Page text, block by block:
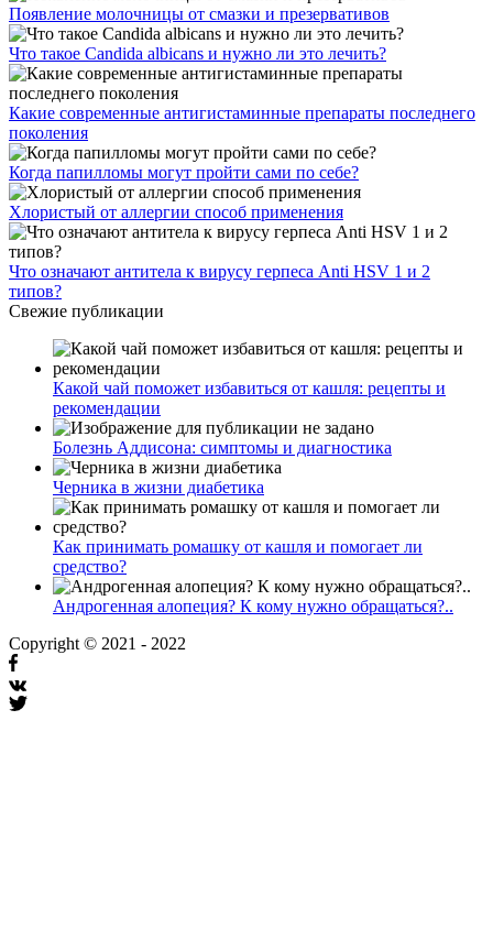
Появление молочницы от смазки и презервативов
Что такое Candida albicans и нужно ли это лечить?
Какие современные антигистаминные препараты последнего
поколения
Когда папилломы могут пройти сами по себе?
Хлористый от аллергии способ применения
Что означают антитела к вирусу герпеса Anti HSV 1 и 2
типов?
Свежие публикации
Какой чай поможет избавиться от кашля: рецепты и
рекомендации
Болезнь Аддисона: симптомы и диагностика
Черника в жизни диабетика
Как принимать ромашку от кашля и помогает ли
средство?
Андрогенная алопеция? К кому нужно обращаться?..
Copyright © 2021 - 2022